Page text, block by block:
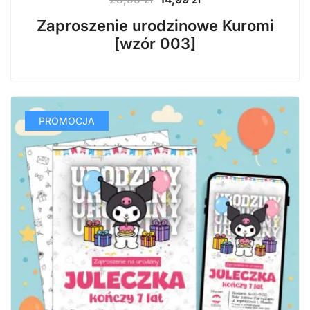
cena
wynosiła:
29,99 zł.
cena
wynosi:
Zaproszenie urodzinowe Kuromi
[wzór 003]
PROMOCJA